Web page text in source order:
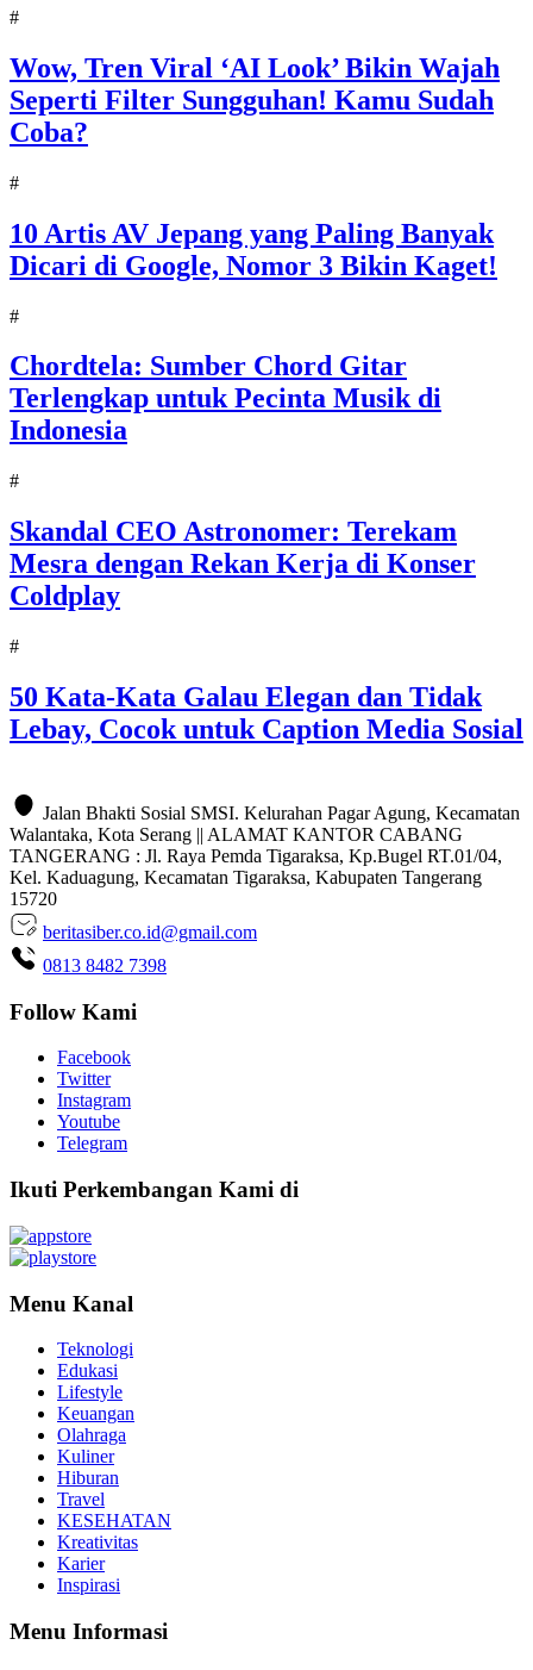
#
Wow, Tren Viral ‘AI Look’ Bikin Wajah
Seperti Filter Sungguhan! Kamu Sudah
Coba?
#
10 Artis AV Jepang yang Paling Banyak
Dicari di Google, Nomor 3 Bikin Kaget!
#
Chordtela: Sumber Chord Gitar
Terlengkap untuk Pecinta Musik di
Indonesia
#
Skandal CEO Astronomer: Terekam
Mesra dengan Rekan Kerja di Konser
Coldplay
#
50 Kata-Kata Galau Elegan dan Tidak
Lebay, Cocok untuk Caption Media Sosial
Jalan Bhakti Sosial SMSI. Kelurahan Pagar Agung, Kecamatan
Walantaka, Kota Serang || ALAMAT KANTOR CABANG
TANGERANG : Jl. Raya Pemda Tigaraksa, Kp.Bugel RT.01/04,
Kel. Kaduagung, Kecamatan Tigaraksa, Kabupaten Tangerang
15720
beritasiber.co.id@gmail.com
0813 8482 7398
Follow Kami
Facebook
Twitter
Instagram
Youtube
Telegram
Ikuti Perkembangan Kami di
Menu Kanal
Teknologi
Edukasi
Lifestyle
Keuangan
Olahraga
Kuliner
Hiburan
Travel
KESEHATAN
Kreativitas
Karier
Inspirasi
Menu Informasi